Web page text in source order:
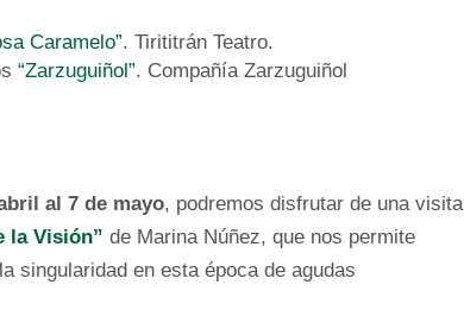
Caramelo”. Tirititrán Teatro.
“Zarzuguiñol”. Compañía Zarzuguiñol
al 7 de mayo, podremos disfrutar de una visita
la Visión” de Marina Núñez, que nos permite
singularidad en esta época de agudas